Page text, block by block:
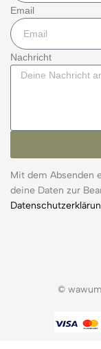
Email
Nachricht
Mit dem Absenden
deine Daten zur
©